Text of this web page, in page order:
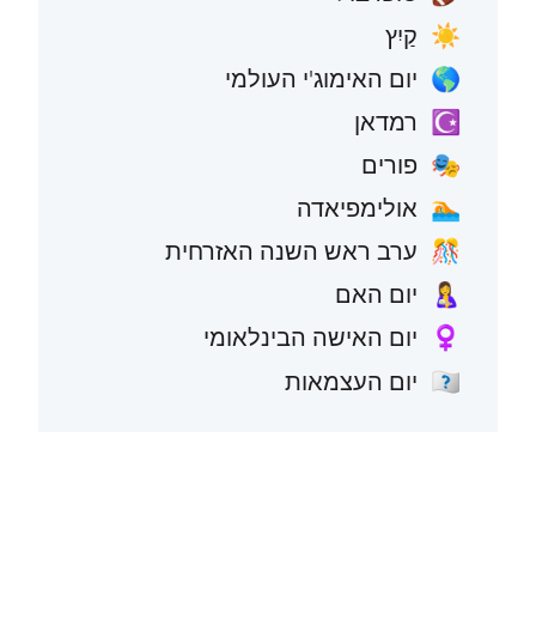
☀️ קַיִץ
🌎 יום האימוג'י העולמי
☪️ רמדאן
🎭 פורים
🏊 אולימפיאדה
🎊 ערב ראש השנה האזרחית
🤱 יום האם
♀️ יום האישה הבינלאומי
🇺🇸 יום העצמאות